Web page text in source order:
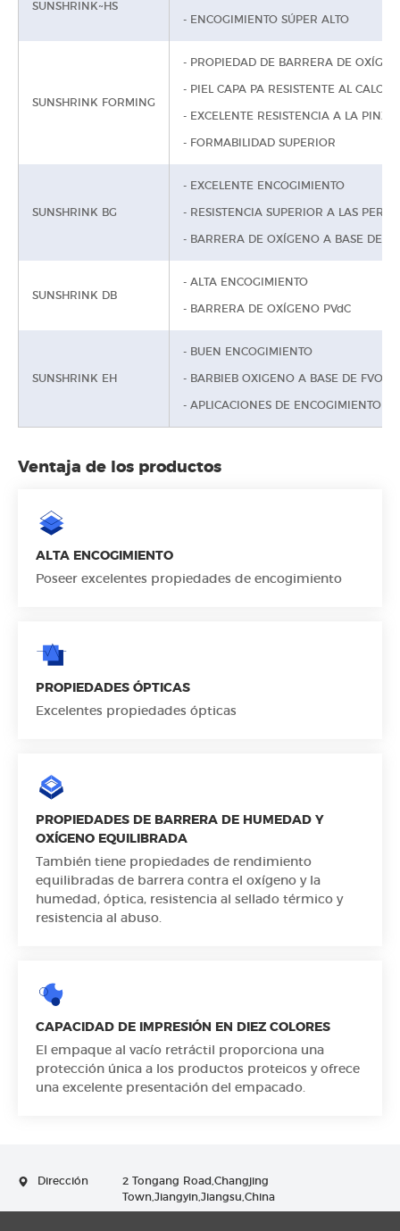
SUNSHRINK~HS
- ENCOGIMIENTO SÚPER ALTO
SUNSHRINK FORMING
- PROPIEDAD DE BARRERA DE
- PIEL CAPA PA RESISTENTE AL CALOR
- EXCELENTE RESISTENCIA A LA
- FORMABILIDAD SUPERIOR
SUNSHRINK BG
- EXCELENTE ENCOGIMIENTO
- RESISTENCIA SUPERIOR A LAS
- BARRERA DE OXÍGENO A BASE DE
SUNSHRINK DB
- ALTA ENCOGIMIENTO
- BARRERA DE OXÍGENO PVdC
SUNSHRINK EH
- BUEN ENCOGIMIENTO
- BARBIEB OXIGENO A BASE DE FVOH
- APLICACIONES DE ENCOGIMIENTO
Ventaja de los productos
ALTA ENCOGIMIENTO
Poseer excelentes propiedades de encogimiento
PROPIEDADES ÓPTICAS
Excelentes propiedades ópticas
PROPIEDADES DE BARRERA DE HUMEDAD Y
OXÍGENO EQUILIBRADA
También tiene propiedades de rendimiento
equilibradas de barrera contra el oxígeno y la
humedad, óptica, resistencia al sellado térmico y
resistencia al abuso.
CAPACIDAD DE IMPRESIÓN EN DIEZ COLORES
El empaque al vacío retráctil proporciona una
protección única a los productos proteicos y ofrece
una excelente presentación del empacado.
Dirección
2 Tongang Road,Changjing
Town,Jiangyin,Jiangsu,China